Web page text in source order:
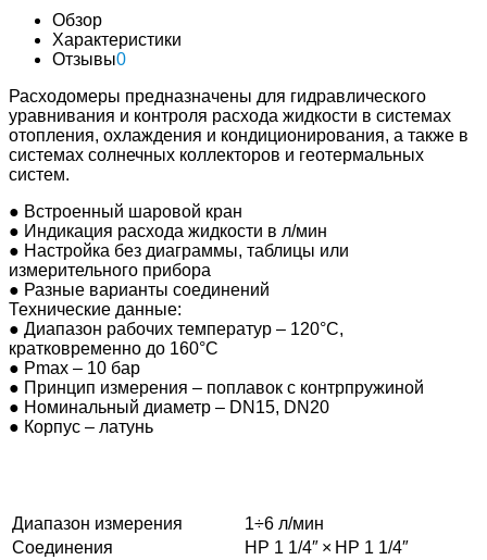
Обзор
Характеристики
Отзывы0
Расходомеры предназначены для гидравлического
уравнивания и контроля расхода жидкости в системах
отопления, охлаждения и кондиционирования, а также в
системах солнечных коллекторов и геотермальных
систем.
● Встроенный шаровой кран
● Индикация расхода жидкости в л/мин
● Настройка без диаграммы, таблицы или
измерительного прибора
● Разные варианты соединений
Технические данные:
● Диапазон рабочих температур – 120°С,
кратковременно до 160°С
● Pmax – 10 бар
● Принцип измерения – поплавок с контрпружиной
● Номинальный диаметр – DN15, DN20
● Корпус – латунь
Диапазон измерения
1÷6 л/мин
Соединения
НР 1 1/4″ × НР 1 1/4″